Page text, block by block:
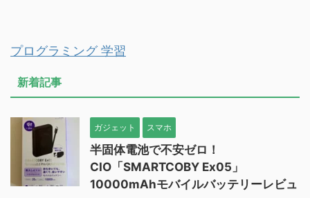
プログラミング 学習
新着記事
ガジェット スマホ
半固体電池で不安ゼロ！
CIO「SMARTCOBY Ex05」
10000mAhモバイルバッテリーレビュ